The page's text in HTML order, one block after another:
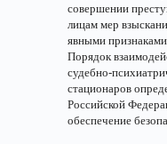
совершении
лицам мер
явными
Порядок
судебно-
стационаров
Российской
обеспечение